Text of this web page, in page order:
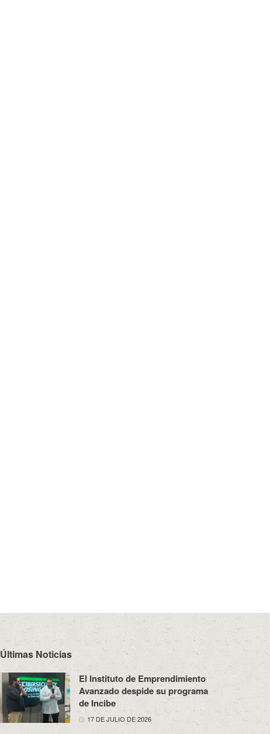
Últimas Noticias
El Instituto de Emprendimiento
Avanzado despide su programa
de Incibe
17 DE JULIO DE 2026